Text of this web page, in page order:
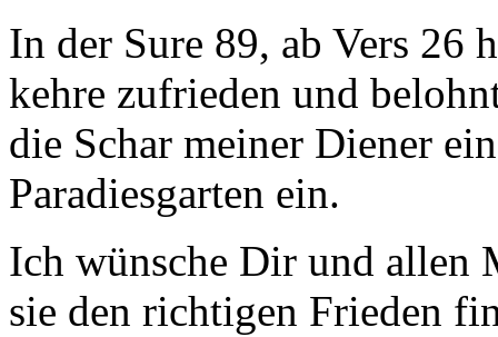
In der Sure 89, ab Vers 26
kehre zufrieden und
die Schar meiner Diener
Paradiesgarten ein.
Ich wünsche Dir und allen
sie den richtigen Frieden